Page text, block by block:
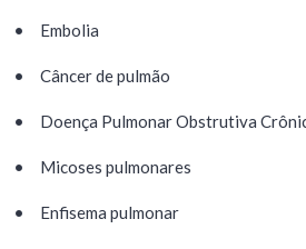
• Embolia
• Câncer de pulmão
• Doença Pulmonar Obstrutiva
• Micoses pulmonares
• Enfisema pulmonar